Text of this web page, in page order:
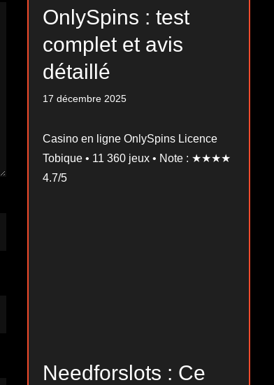
OnlySpins : test
complet et avis
détaillé
17 décembre 2025
Casino en ligne OnlySpins Licence
Tobique • 11 360 jeux • Note : ★★★★
4.7/5
Needforslots : Ce